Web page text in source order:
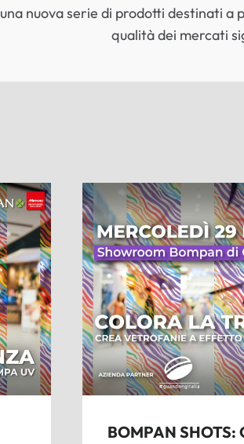
nuova serie di prodotti destinati a
qualità dei mercati
BOMPAN SHOTS: